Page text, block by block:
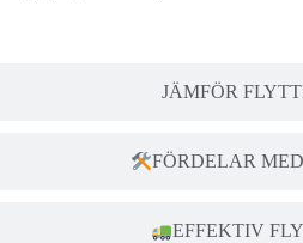
JÄMFÖR
FÖRDELAR
EFFEKTIV